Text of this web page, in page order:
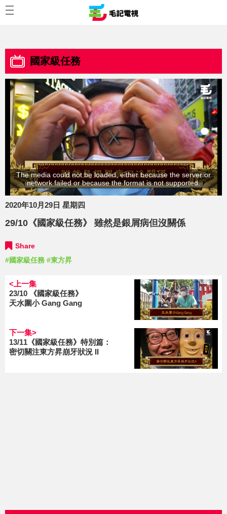
國家級任務
The media could not be loaded, either because the server or
network failed or because the format is not supported.
2020年10月29日 星期四
29/10《國家級任務》 雖然是銀屑病但沒關係
Share
#國家級任務 #東方昇
<上一集
23/10 《國家級任務》
天水圍小 Gang Gang
下一集>
13/11《國家級任務》特別篇：
密切關注東方昇崩牙狀況 II